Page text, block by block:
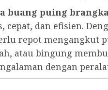
buang puing
cepat, dan efisien.
repot mengangkut
atau bingung
dengan